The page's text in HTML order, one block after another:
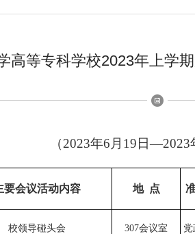
高等专科学校2023年上学
（2023年6 月 19 日—2023
要会议活动内容 地 点
校领导碰头会 307会议室 党